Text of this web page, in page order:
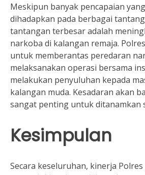
Meskipun banyak pencapaian
dihadapkan pada berbagai
tantangan terbesar adalah
narkoba di kalangan remaja.
untuk memberantas peredaran
melaksanakan operasi bersama
melakukan penyuluhan kepada
kalangan muda. Kesadaran akan
sangat penting untuk ditanamkan
Kesimpulan
Secara keseluruhan, kinerja